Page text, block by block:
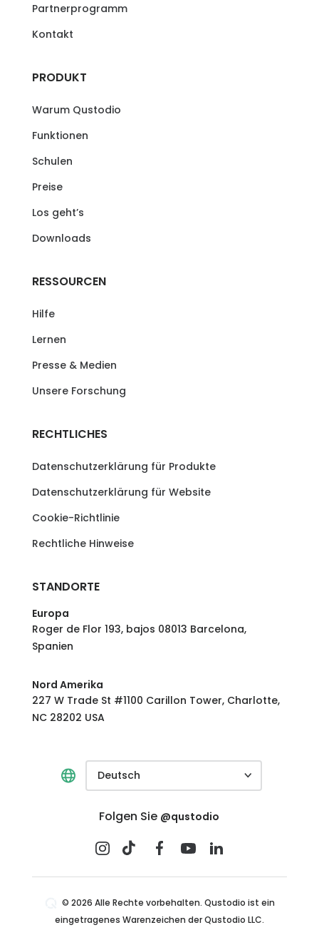
Partnerprogramm
Kontakt
PRODUKT
Warum Qustodio
Funktionen
Schulen
Preise
Los geht’s
Downloads
RESSOURCEN
Hilfe
Lernen
Presse & Medien
Unsere Forschung
RECHTLICHES
Datenschutzerklärung für Produkte
Datenschutzerklärung für Website
Cookie-Richtlinie
Rechtliche Hinweise
STANDORTE
Europa
Roger de Flor 193, bajos 08013 Barcelona,
Spanien
Nord Amerika
227 W Trade St #1100 Carillon Tower, Charlotte,
NC 28202 USA
Deutsch
Folgen Sie @qustodio
© 2026 Alle Rechte vorbehalten. Qustodio ist ein
eingetragenes Warenzeichen der Qustodio LLC.